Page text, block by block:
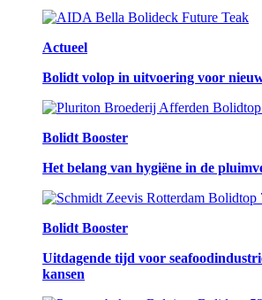
Actueel
Bolidt volop in uitvoering voor
Bolidt Booster
Het belang van hygiëne in de
Bolidt Booster
Uitdagende tijd voor
kansen